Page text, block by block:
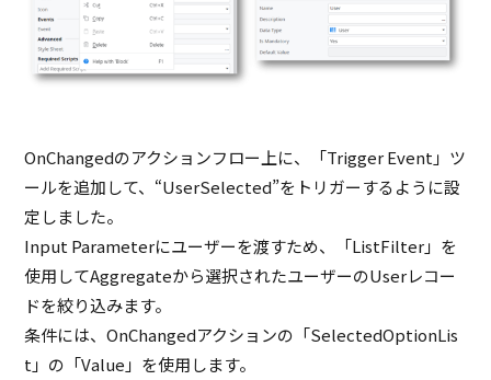
OnChangedのアクションフロー上に、「Trigger Event」ツ
ールを追加して、“UserSelected”をトリガーするように設
定しました。
Input Parameterにユーザーを渡すため、「ListFilter」を
使用してAggregateから選択されたユーザーのUserレコー
ドを絞り込みます。
条件には、OnChangedアクションの「SelectedOptionLis
t」の「Value」を使用します。